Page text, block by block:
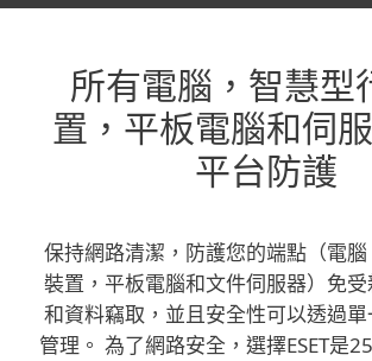
所有電腦，智慧型
置，平板電腦和伺
平台防護
保持網路清潔，防護您的端點（電
裝置，平板電腦和文件伺服器）免
和資料竊取，並且安全性可以透過
管理。 為了網路安全，選擇ESET是